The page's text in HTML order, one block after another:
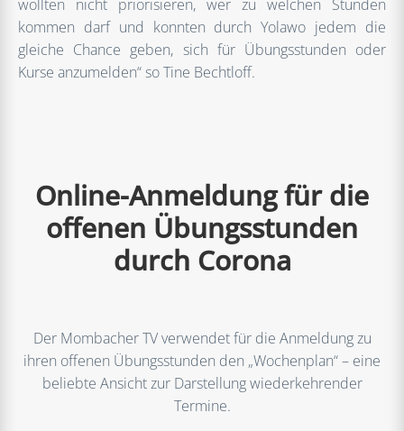
wollten nicht priorisieren, wer zu welchen Stunden
kommen darf und konnten durch Yolawo jedem die
gleiche Chance geben, sich für Übungsstunden oder
Kurse anzumelden“ so Tine Bechtloff.
Online-Anmeldung für die
offenen Übungsstunden
durch Corona
Der Mombacher TV verwendet für die Anmeldung zu
ihren offenen Übungsstunden den „Wochenplan“ – eine
beliebte Ansicht zur Darstellung wiederkehrender
Termine.